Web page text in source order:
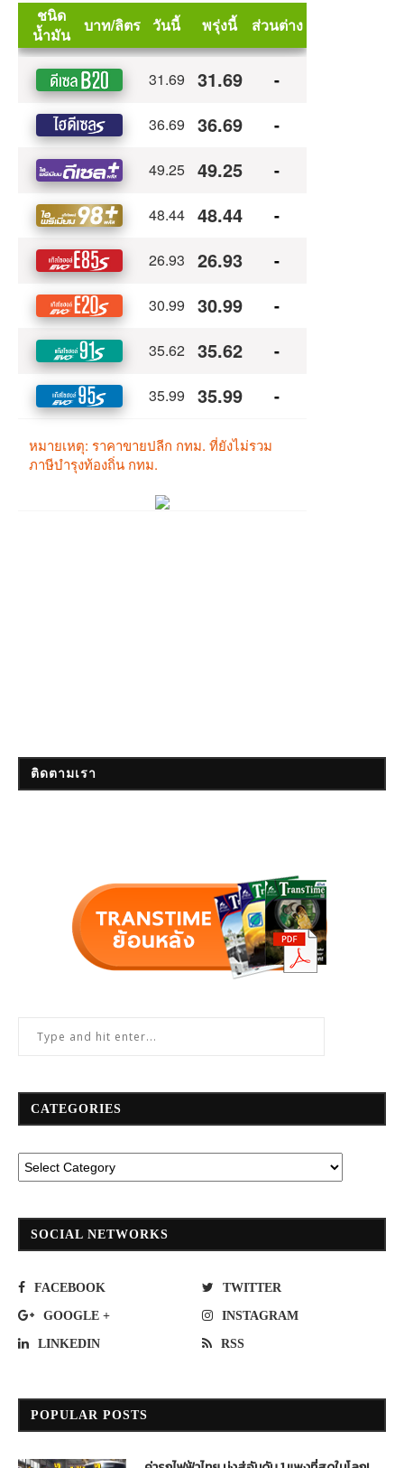
ติดตามเรา
CATEGORIES
SOCIAL NETWORKS
FACEBOOK TWITTER
GOOGLE + INSTAGRAM
LINKEDIN RSS
POPULAR POSTS